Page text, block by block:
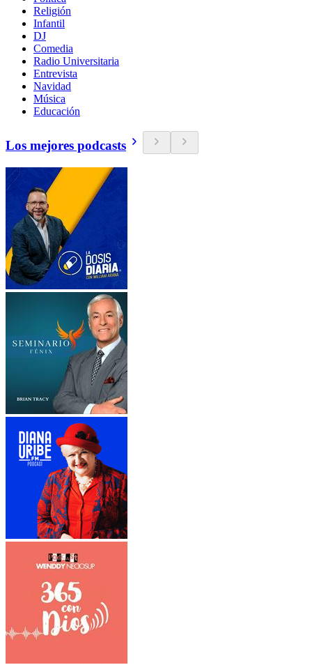
Religión
Infantil
DJ
Comedia
Radio Universitaria
Entrevista
Navidad
Música
Educación
Los mejores podcasts